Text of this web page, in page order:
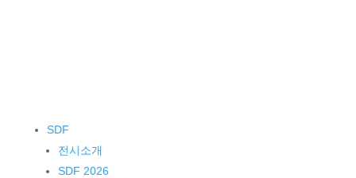
SDF
전시소개
SDF 2026